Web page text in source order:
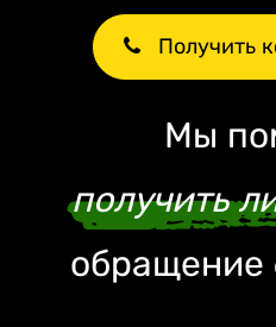
Получить
Мы
получить
обращение